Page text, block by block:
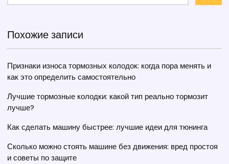
Похожие записи
Признаки износа тормозных колодок: когда пора менять и
как это определить самостоятельно
Лучшие тормозные колодки: какой тип реально тормозит
лучше?
Как сделать машину быстрее: лучшие идеи для тюнинга
Сколько можно стоять машине без движения: вред простоя
и советы по защите